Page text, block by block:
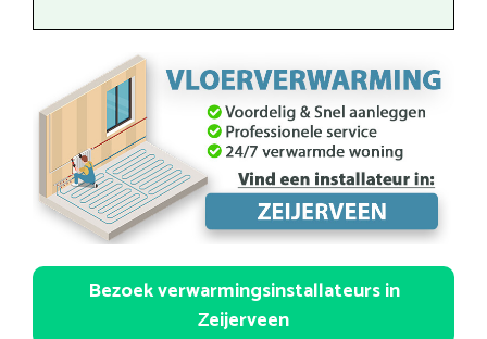
Bezoek verwarmingsinstallateurs in
Zeijerveen